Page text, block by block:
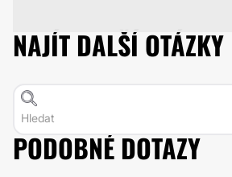
NAJÍT DALŠÍ OTÁZKY
PODOBNÉ DOTAZY